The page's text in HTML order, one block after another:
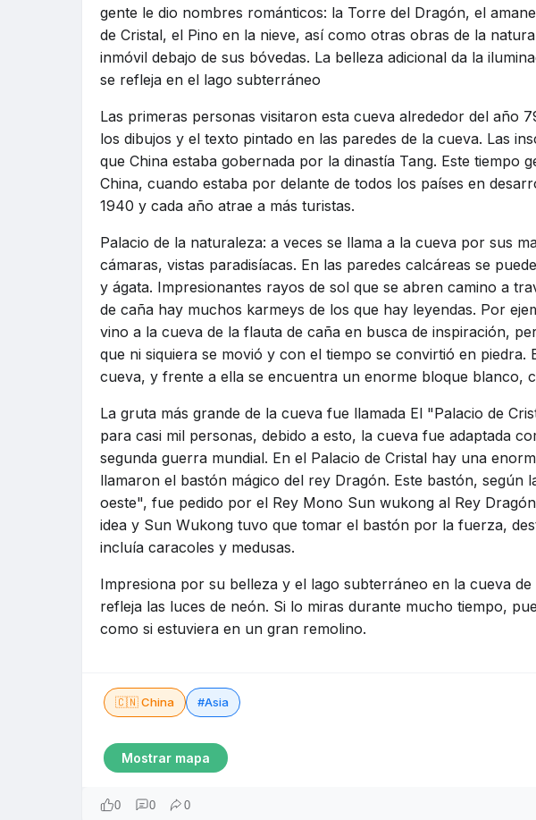
gente le dio nombres románticos: la Torre del Dragón, el
de Cristal, el Pino en la nieve, así como otras obras de la
inmóvil debajo de sus bóvedas. La belleza adicional da la
se refleja en el lago subterráneo
Las primeras personas visitaron esta cueva alrededor del año
los dibujos y el texto pintado en las paredes de la cueva. Las
que China estaba gobernada por la dinastía Tang. Este tiempo
China, cuando estaba por delante de todos los países en
1940 y cada año atrae a más turistas.
Palacio de la naturaleza: a veces se llama a la cueva por sus
cámaras, vistas paradisíacas. En las paredes calcáreas se
y ágata. Impresionantes rayos de sol que se abren camino a
de caña hay muchos karmeys de los que hay leyendas. Por
vino a la cueva de la flauta de caña en busca de inspiración,
que ni siquiera se movió y con el tiempo se convirtió en
cueva, y frente a ella se encuentra un enorme bloque blanco,
La gruta más grande de la cueva fue llamada El "Palacio de
para casi mil personas, debido a esto, la cueva fue adaptada
segunda guerra mundial. En el Palacio de Cristal hay una
llamaron el bastón mágico del rey Dragón. Este bastón, según
oeste", fue pedido por el Rey Mono Sun wukong al Rey
idea y Sun Wukong tuvo que tomar el bastón por la fuerza,
incluía caracoles y medusas.
Impresiona por su belleza y el lago subterráneo en la cueva
refleja las luces de neón. Si lo miras durante mucho tiempo,
como si estuviera en un gran remolino.
🇨🇳 China #Asia
Mostrar mapa
0 0 0